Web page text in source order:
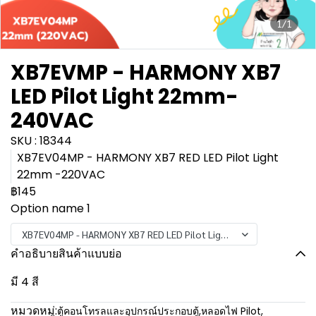
1/1
XB7EVMP - HARMONY XB7
LED Pilot Light 22mm-
240VAC
SKU : 18344
XB7EV04MP - HARMONY XB7 RED LED Pilot Light
22mm -220VAC
฿145
Option name 1
XB7EV04MP - HARMONY XB7 RED LED Pilot Light 22mm -220VAC
คำอธิบายสินค้าแบบย่อ
มี 4 สี
หมวดหมู่:ตู้คอนโทรลและอุปกรณ์ประกอบตู้,หลอดไฟ Pilot,